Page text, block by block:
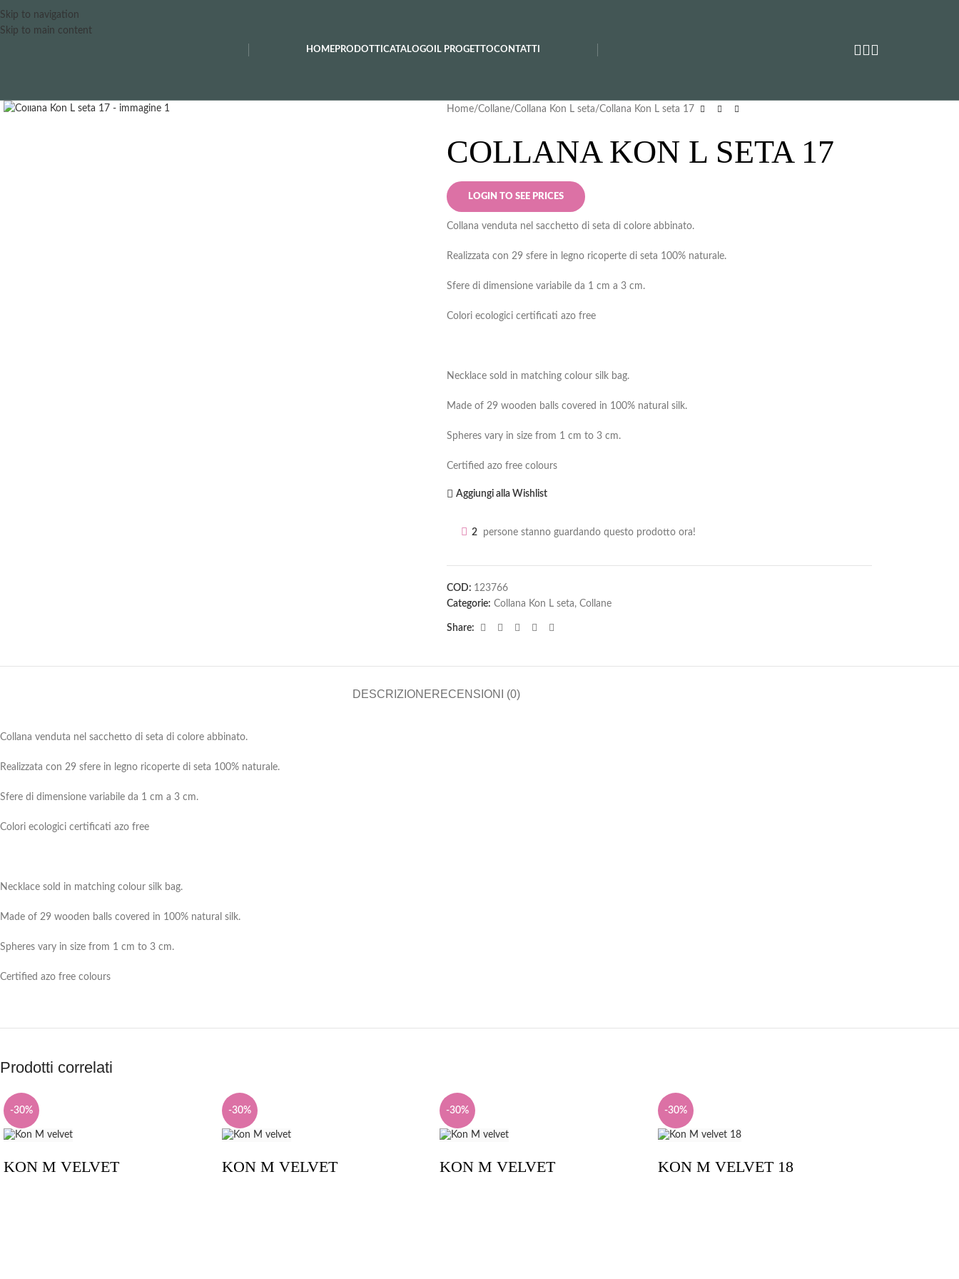
Skip to navigation
Skip to main content
HOMEPRODOTTI CATALOGO IL PROGETTOCONTATTI
Home Collane Collana Kon L seta Collana Kon L seta 17
COLLANA KON L SETA 17
LOGIN TO SEE PRICES
Collana venduta nel sacchetto di seta di colore abbinato.
Realizzata con 29 sfere in legno ricoperte di seta 100% naturale.
Sfere di dimensione variabile da 1 cm a 3 cm.
Colori ecologici certificati azo free
Necklace sold in matching colour silk bag.
Made of 29 wooden balls covered in 100% natural silk.
Spheres vary in size from 1 cm to 3 cm.
Certified azo free colours
Aggiungi alla Wishlist
2 persone stanno guardando questo prodotto ora!
COD: 123766
Categorie: Collana Kon L seta, Collane
Share:
DESCRIZIONERECENSIONI (0)
Collana venduta nel sacchetto di seta di colore abbinato.
Realizzata con 29 sfere in legno ricoperte di seta 100% naturale.
Sfere di dimensione variabile da 1 cm a 3 cm.
Colori ecologici certificati azo free
Necklace sold in matching colour silk bag.
Made of 29 wooden balls covered in 100% natural silk.
Spheres vary in size from 1 cm to 3 cm.
Certified azo free colours
Prodotti correlati
-30%
KON M VELVET
-30%
KON M VELVET
-30%
KON M VELVET
-30%
KON M VELVET 18